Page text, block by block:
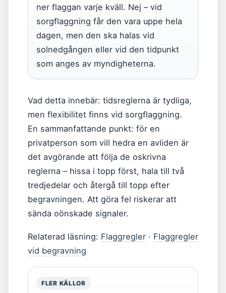
ner flaggan varje kväll. Nej – vid
sorgflaggning får den vara uppe hela
dagen, men den ska halas vid
solnedgången eller vid den tidpunkt
som anges av myndigheterna.
Vad detta innebär: tidsreglerna är tydliga,
men flexibilitet finns vid sorgflaggning.
En sammanfattande punkt: för en
privatperson som vill hedra en avliden är
det avgörande att följa de oskrivna
reglerna – hissa i topp först, hala till två
tredjedelar och återgå till topp efter
begravningen. Att göra fel riskerar att
sända oönskade signaler.
Relaterad läsning: Flaggregler · Flaggregler
vid begravning
FLER KÄLLOR